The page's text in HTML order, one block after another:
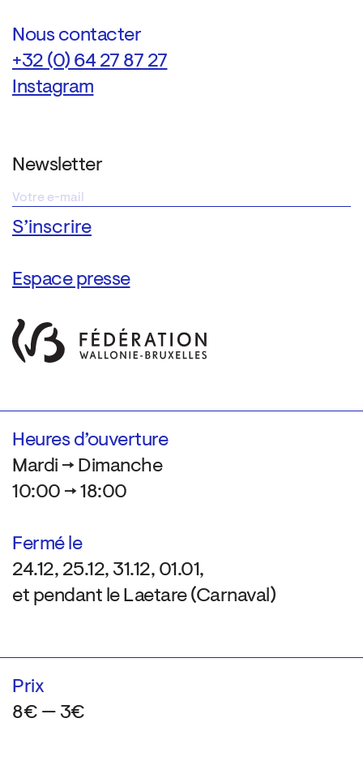
Nous contacter
+32 (0) 64 27 87 27
Instagram
Newsletter
Espace presse
Heures d’ouverture
Mardi → Dimanche
10:00 → 18:00
Fermé le
24.12, 25.12, 31.12, 01.01,
et pendant le Laetare (Carnaval)
Prix
8€ — 3€